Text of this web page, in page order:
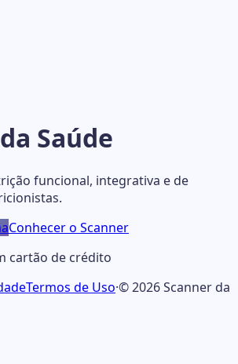
Saúde
funcional, integrativa e de
Conhecer o Scanner
cartão de crédito
Termos de Uso·©2026Scanner da